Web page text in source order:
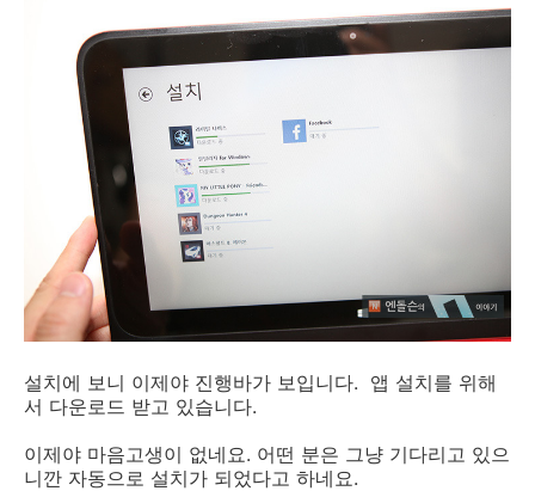
설치에 보니 이제야 진행바가 보입니다. 앱 설치를 위해
서 다운로드 받고 있습니다.
이제야 마음고생이 없네요. 어떤 분은 그냥 기다리고 있으
니깐 자동으로 설치가 되었다고 하네요.